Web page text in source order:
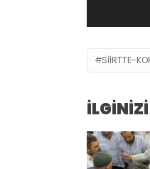
SIIRTTE-
İLGİNİZİ